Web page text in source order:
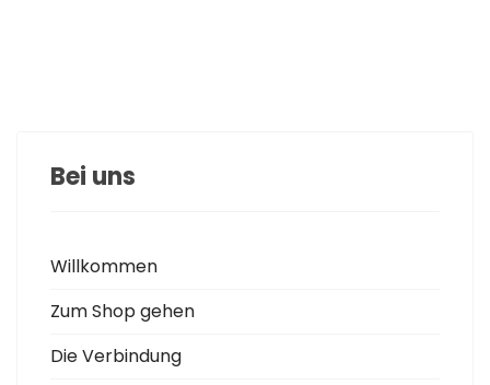
Bei uns
Willkommen
Zum Shop gehen
Die Verbindung